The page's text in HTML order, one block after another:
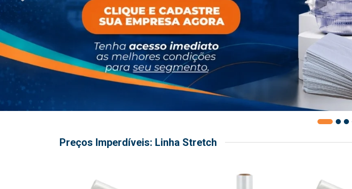
Preços Imperdíveis: Linha Stretch